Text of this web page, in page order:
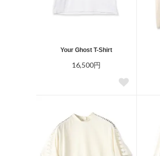
Your Ghost T-Shirt
16,500円